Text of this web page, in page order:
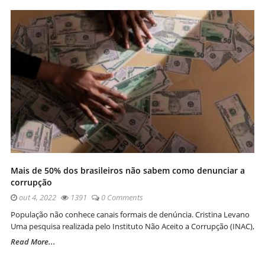
Mais de 50% dos brasileiros não sabem como denunciar a
corrupção
out 4, 2022 1391
0 Comments
População não conhece canais formais de denúncia. Cristina Levano
Uma pesquisa realizada pelo Instituto Não Aceito a Corrupção (INAC),
Read More...